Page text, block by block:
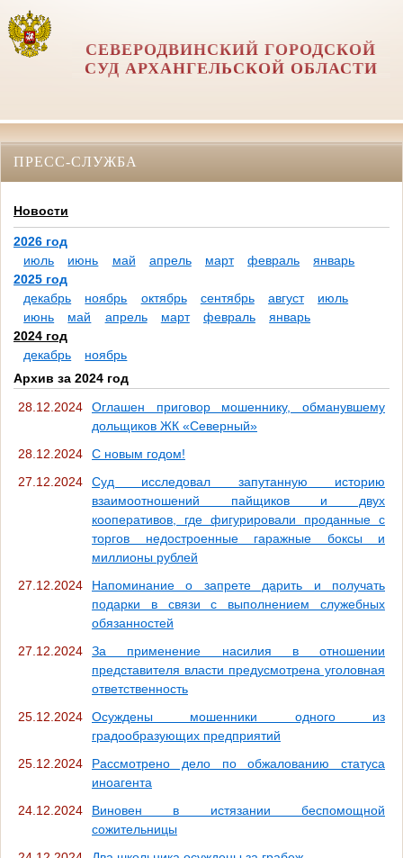
СЕВЕРОДВИНСКИЙ ГОРОДСКОЙ
СУД АРХАНГЕЛЬСКОЙ ОБЛАСТИ
ПРЕСС-СЛУЖБА
Новости
2026 год
июль
июнь май апрель март февраль
январь
2025 год
декабрь
ноябрь октябрь сентябрь август
июль
июнь
май апрель март февраль
январь
2024 год
декабрь
ноябрь
Архив за 2024 год
28.12.2024
Оглашен приговор мошеннику, обманувшему
дольщиков ЖК «Северный»
28.12.2024
С новым годом!
27.12.2024
Суд исследовал запутанную историю
взаимоотношений пайщиков и двух
кооперативов, где фигурировали проданные с
торгов недостроенные гаражные боксы и
миллионы рублей
27.12.2024
Напоминание о запрете дарить и получать
подарки в связи с выполнением служебных
обязанностей
27.12.2024
За применение насилия в отношении
представителя власти предусмотрена уголовная
ответственность
25.12.2024
Осуждены мошенники одного из
градообразующих предприятий
25.12.2024
Рассмотрено дело по обжалованию статуса
иноагента
24.12.2024
Виновен в истязании беспомощной
сожительницы